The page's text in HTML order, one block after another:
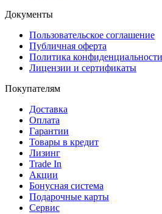
Документы
Пользовательское соглашение
Публичная оферта
Политика конфиденциальности
Лицензии и сертификаты
Покупателям
Доставка
Оплата
Гарантии
Товары в кредит
Лизинг
Trade In
Акции
Бонусная система
Подарочные карты
Сервис